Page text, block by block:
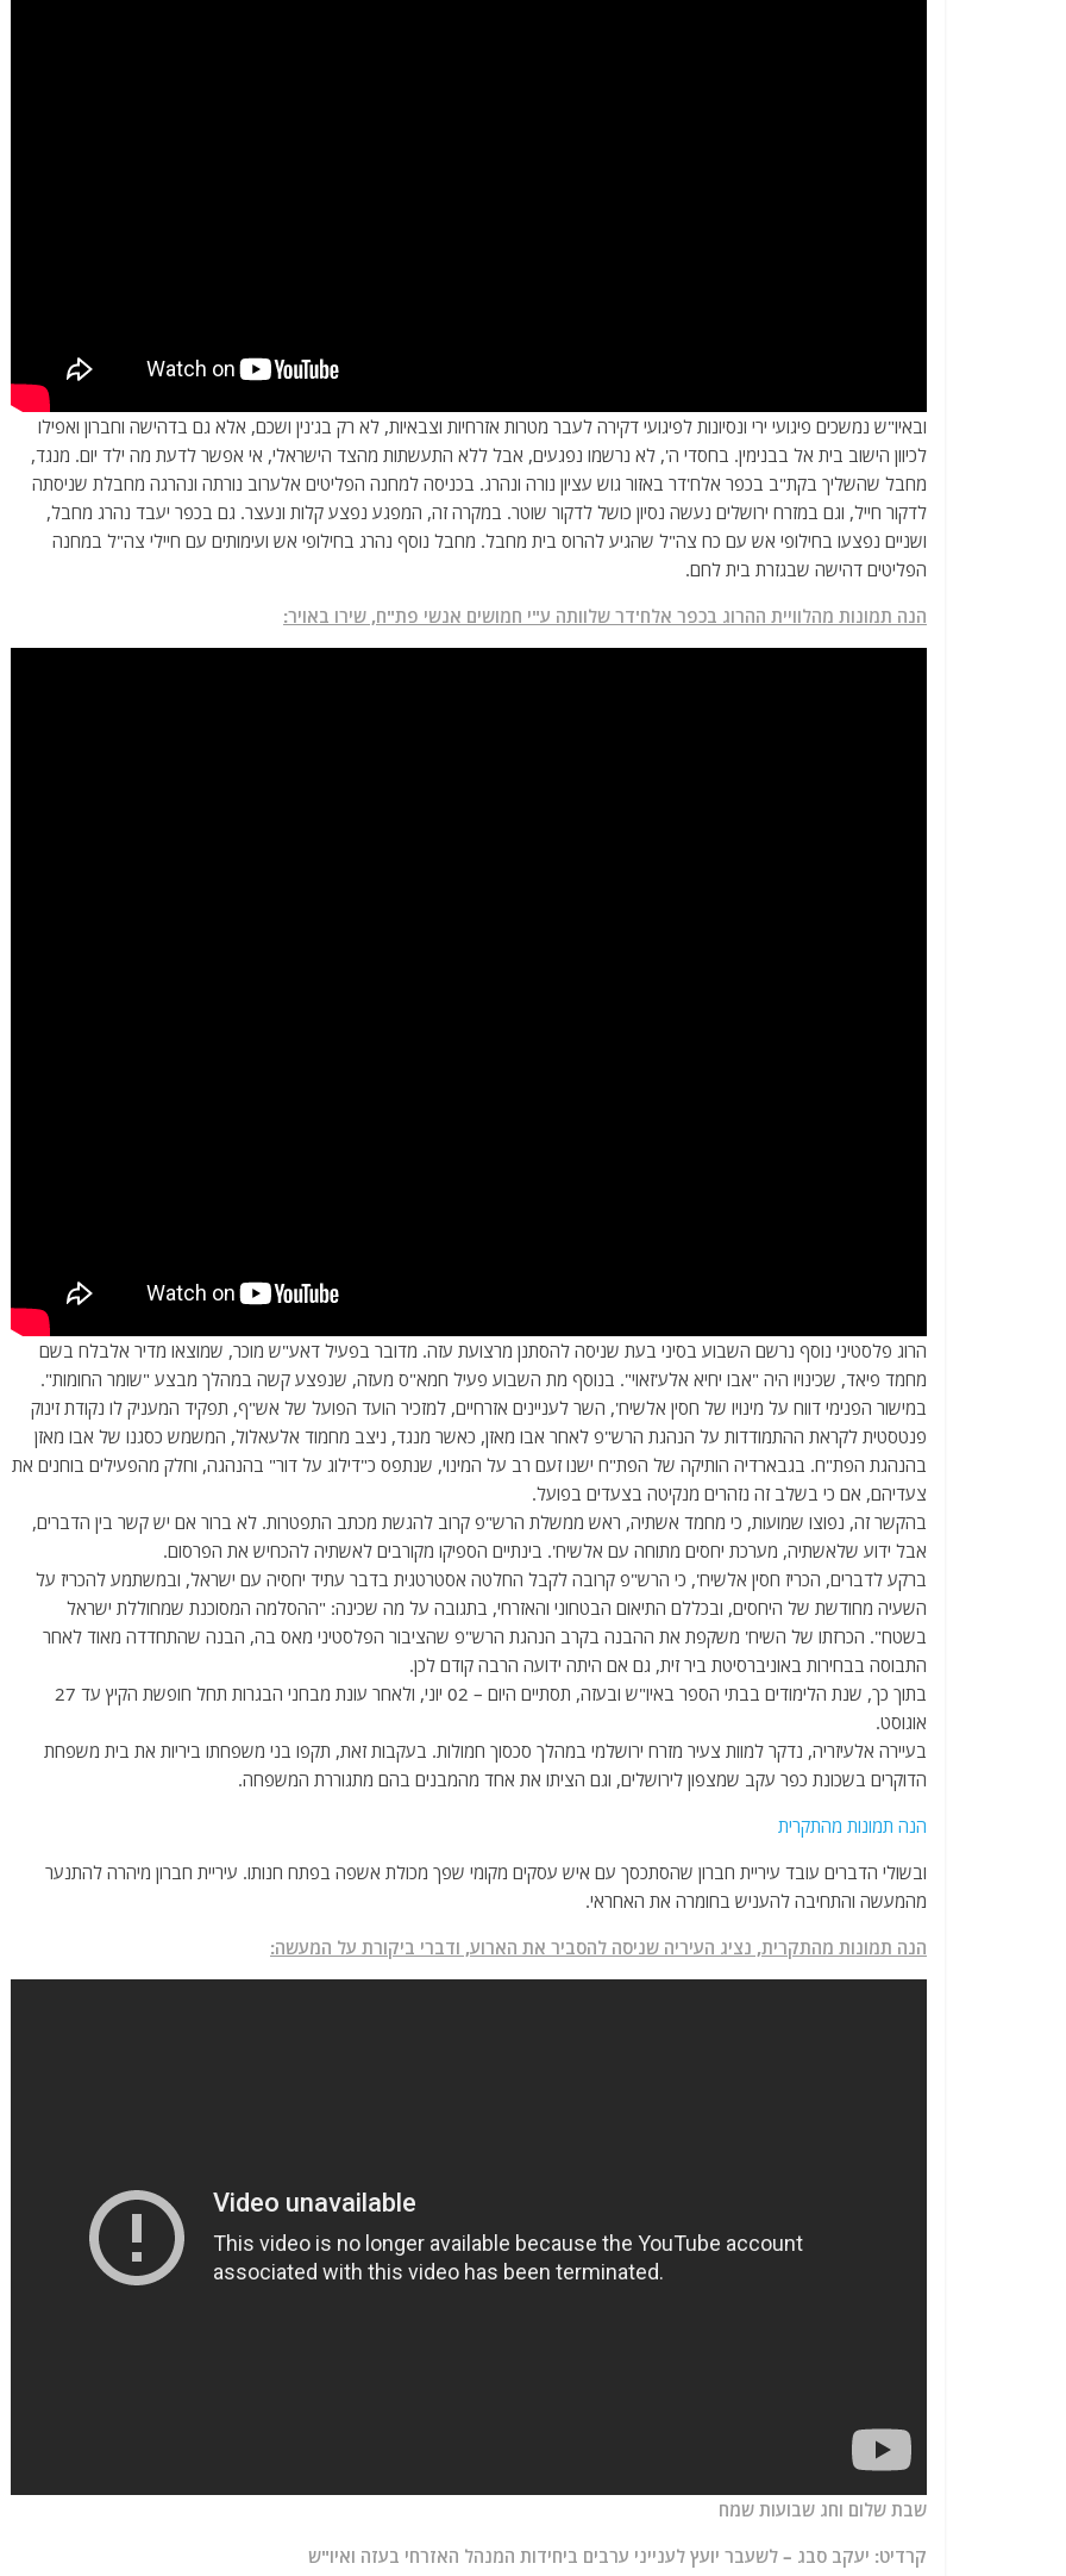
ובאיו"ש נמשכים פיגועי ירי ונסיונות לפיגועי דקירה לעבר מטרות אזרחיות וצבאיות, לא רק בג'נין ושכם, אלא גם בדהישה וחברון ואפילו
לכיוון הישוב בית אל בבנימין. בחסדי ה', לא נרשמו נפגעים, אבל ללא התעשתות מהצד הישראלי, אי אפשר לדעת מה ילד יום. מנגד,
מחבל שהשליך בקת"ב בכפר אלח'דר באזור גוש עציון נורה ונהרג. בכניסה למחנה הפליטים אלערוב נורתה ונהרגה מחבלת שניסתה
לדקור חייל, וגם במזרח ירושלים נעשה נסיון כושל לדקור שוטר. במקרה זה, המפגע נפצע קלות ונעצר. גם בכפר יעבד נהרג מחבל,
ושניים נפצעו בחילופי אש עם כח צה"ל שהגיע להרוס בית מחבל. מחבל נוסף נהרג בחילופי אש ועימותים עם חיילי צה"ל במחנה
הפליטים דהישה שבגזרת בית לחם.
הנה תמונות מהלוויית ההרוג בכפר אלח'דר שלוותה ע"י חמושים אנשי פת"ח, שירו באויר:
הרוג פלסטיני נוסף נרשם השבוע בסיני בעת שניסה להסתנן מרצועת עזה. מדובר בפעיל דאע"ש מוכר, שמוצאו מדיר אלבלח בשם
מחמד פיאד, שכינויו היה "אבו יחיא אלע'זאוי". בנוסף מת השבוע פעיל חמא"ס מעזה, שנפצע קשה במהלך מבצע "שומר החומות".
במישור הפנימי דווח על מינויו של חסין אלשיח', השר לעניינים אזרחיים, למזכיר הועד הפועל של אש"ף, תפקיד המעניק לו נקודת זינוק
פנטסטית לקראת ההתמודדות על הנהגת הרש"פ לאחר אבו מאזן, כאשר מנגד, ניצב מחמוד אלעאלול, המשמש כסגנו של אבו מאזן
בהנהגת הפת"ח. בגבארדיה הותיקה של הפת"ח ישנו זעם רב על המינוי, שנתפס כ"דילוג על דור" בהנהגה, וחלק מהפעילים בוחנים את
צעדיהם, אם כי בשלב זה נזהרים מנקיטה בצעדים בפועל.
בהקשר זה, נפוצו שמועות, כי מחמד אשתיה, ראש ממשלת הרש"פ קרוב להגשת מכתב התפטרות. לא ברור אם יש קשר בין הדברים,
אבל ידוע שלאשתיה, מערכת יחסים מתוחה עם אלשיח'. בינתיים הספיקו מקורבים לאשתיה להכחיש את הפרסום.
ברקע לדברים, הכריז חסין אלשיח', כי הרש"פ קרובה לקבל החלטה אסטרטגית בדבר עתיד יחסיה עם ישראל, ובמשתמע להכריז על
השעיה מחודשת של היחסים, ובכללם התיאום הבטחוני והאזרחי, בתגובה על מה שכינה: "ההסלמה המסוכנת שמחוללת ישראל
בשטח". הכרזתו של השיח' משקפת את ההבנה בקרב הנהגת הרש"פ שהציבור הפלסטיני מאס בה, הבנה שהתחדדה מאוד לאחר
התבוסה בבחירות באוניברסיטת ביר זית, גם אם היתה ידועה הרבה קודם לכן.
בתוך כך, שנת הלימודים בבתי הספר באיו"ש ובעזה, תסתיים היום – 02 יוני, ולאחר עונת מבחני הבגרות תחל חופשת הקיץ עד 27
אוגוסט.
בעיירה אלעיזריה, נדקר למוות צעיר מזרח ירושלמי במהלך סכסוך חמולות. בעקבות זאת, תקפו בני משפחתו ביריות את בית משפחת
הדוקרים בשכונת כפר עקב שמצפון לירושלים, וגם הציתו את אחד מהמבנים בהם מתגוררת המשפחה.
הנה תמונות מהתקרית
ובשולי הדברים עובד עיריית חברון שהסתכסך עם איש עסקים מקומי שפך מכולת אשפה בפתח חנותו. עיריית חברון מיהרה להתנער
מהמעשה והתחיבה להעניש בחומרה את האחראי.
הנה תמונות מהתקרית, נציג העיריה שניסה להסביר את הארוע, ודברי ביקורת על המעשה:
שבת שלום וחג שבועות שמח
קרדיט: יעקב סבג – לשעבר יועץ לענייני ערבים ביחידות המנהל האזרחי בעזה ואיו"ש